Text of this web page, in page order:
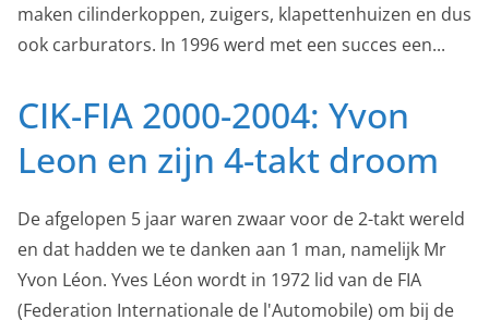
maken cilinderkoppen, zuigers, klapettenhuizen en dus
ook carburators. In 1996 werd met een succes een...
CIK-FIA 2000-2004: Yvon
Leon en zijn 4-takt droom
De afgelopen 5 jaar waren zwaar voor de 2-takt wereld
en dat hadden we te danken aan 1 man, namelijk Mr
Yvon Léon. Yves Léon wordt in 1972 lid van de FIA
(Federation Internationale de l'Automobile) om bij de